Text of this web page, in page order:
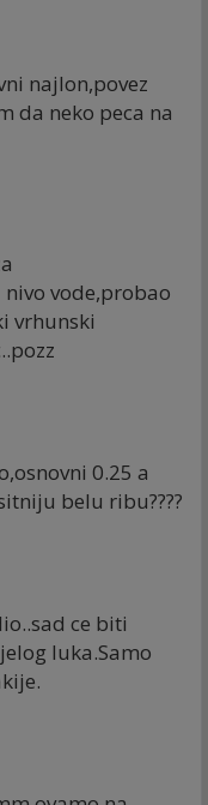
najlon,povez
da neko peca na
vode,probao
vrhunski
0.25 a
belu ribu????
ce biti
luka.Samo